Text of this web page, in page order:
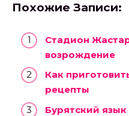
Похожие Записи:
Стадион
возрождение
Как
рецепты
Бурятский